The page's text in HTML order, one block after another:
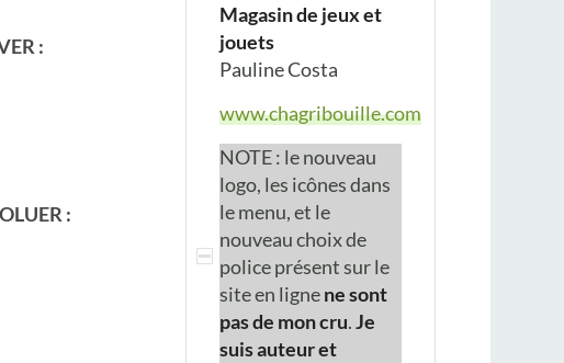
:
:
Magasin de jeux et
jouets
Pauline Costa
www.chagribouille.com
NOTE : le nouveau
logo, les icônes dans
le menu, et le
nouveau choix de
police présent sur le
site en lignene sont
pas de mon cru.Je
suis auteur et